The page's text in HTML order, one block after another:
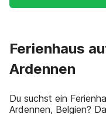
Ferienhaus
Ardennen
Du suchst ein
Ardennen, Belgien?